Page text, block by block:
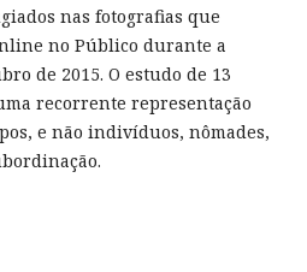
nas fotografias que
no Público durante a
de 2015. O estudo de 13
recorrente representação
e não indivíduos, nômades,